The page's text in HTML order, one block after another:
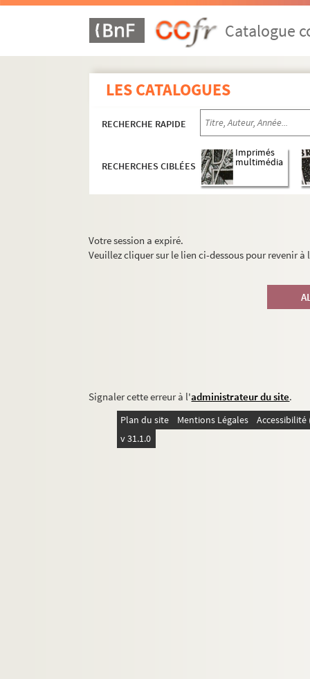
Catalogue
LES CATALOGUES
RECHERCHE RAPIDE
RECHERCHES CIBLÉES
Imprimés
multimédia
Votre session a expiré.
Veuillez cliquer sur le lien ci-dessous pour revenir
Signaler cette erreur à l'administrateur du site.
Plan du site Mentions Légales
v 31.1.0